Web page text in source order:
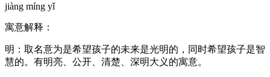
jiàng míng yǐ
寓意解释：
明：取名意为是希望孩子的未来是光明的，同时希望孩子是智
慧的。有明亮、公开、清楚、深明大义的寓意。